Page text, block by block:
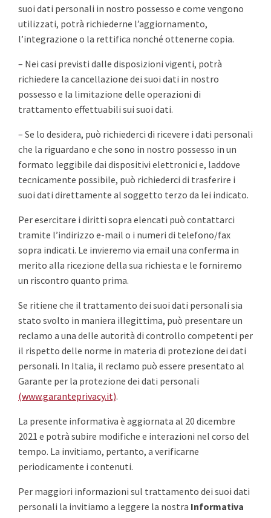
suoi dati personali in nostro possesso e come vengono
utilizzati, potrà richiederne l’aggiornamento,
l’integrazione o la rettifica nonché ottenerne copia.
– Nei casi previsti dalle disposizioni vigenti, potrà
richiedere la cancellazione dei suoi dati in nostro
possesso e la limitazione delle operazioni di
trattamento effettuabili sui suoi dati.
– Se lo desidera, può richiederci di ricevere i dati personali
che la riguardano e che sono in nostro possesso in un
formato leggibile dai dispositivi elettronici e, laddove
tecnicamente possibile, può richiederci di trasferire i
suoi dati direttamente al soggetto terzo da lei indicato.
Per esercitare i diritti sopra elencati può contattarci
tramite l’indirizzo e-mail o i numeri di telefono/fax
sopra indicati. Le invieremo via email una conferma in
merito alla ricezione della sua richiesta e le forniremo
un riscontro quanto prima.
Se ritiene che il trattamento dei suoi dati personali sia
stato svolto in maniera illegittima, può presentare un
reclamo a una delle autorità di controllo competenti per
il rispetto delle norme in materia di protezione dei dati
personali. In Italia, il reclamo può essere presentato al
Garante per la protezione dei dati personali
(www.garanteprivacy.it).
La presente informativa è aggiornata al 20 dicembre
2021 e potrà subire modifiche e interazioni nel corso del
tempo. La invitiamo, pertanto, a verificarne
periodicamente i contenuti.
Per maggiori informazioni sul trattamento dei suoi dati
personali la invitiamo a leggere la nostra Informativa